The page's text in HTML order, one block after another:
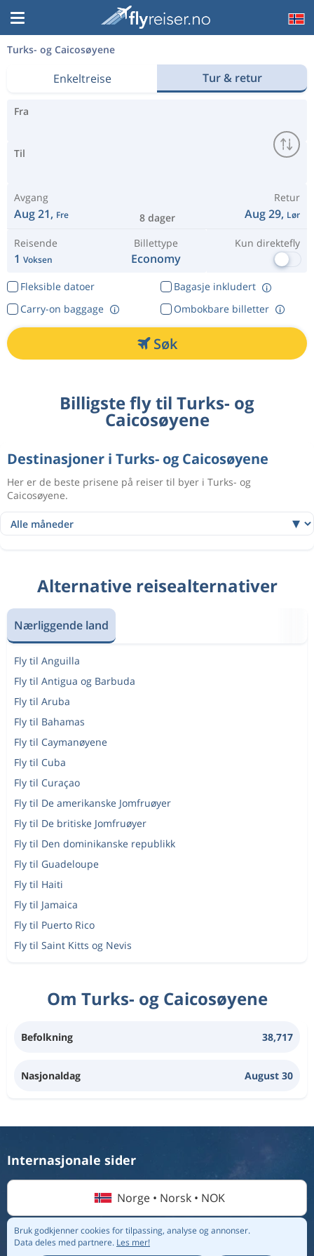
Turks- og Caicosøyene
Enkeltreise Tur & retur
Fra
Til
Avgang
Aug 21, Fre 8 dager
Retur
Aug 29, Lør
Reisende
1 Voksen
Billettype
Economy
Kun direktefly
Fleksible datoer
Bagasje inkludert
Ombokbare billetter
Carry-on baggage
Søk
Billigste fly til Turks- og
Caicosøyene
Destinasjoner i Turks- og Caicosøyene
Her er de beste prisene på reiser til byer i Turks- og
Caicosøyene.
Alternative reisealternativer
Nærliggende land
Fly til Anguilla
Fly til Antigua og Barbuda
Fly til Aruba
Fly til Bahamas
Fly til Caymanøyene
Fly til Cuba
Fly til Curaçao
Fly til De amerikanske Jomfruøyer
Fly til De britiske Jomfruøyer
Fly til Den dominikanske republikk
Fly til Guadeloupe
Fly til Haiti
Fly til Jamaica
Fly til Puerto Rico
Fly til Saint Kitts og Nevis
Om Turks- og Caicosøyene
Befolkning 38,717
Nasjonaldag August 30
Bruk godkjenner cookies for tilpassing, analyse og annonser.
Data deles med partnere. Les mer!
Internasjonale sider
Norge • Norsk • NOK
© 2026 Flightmate AB |Destinasjoner